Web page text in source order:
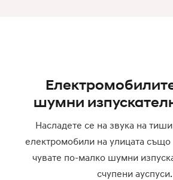
шумни
Насладете се на звука на
електромобили на улицата
чувате по-малко шумни
счупени ауспуси.